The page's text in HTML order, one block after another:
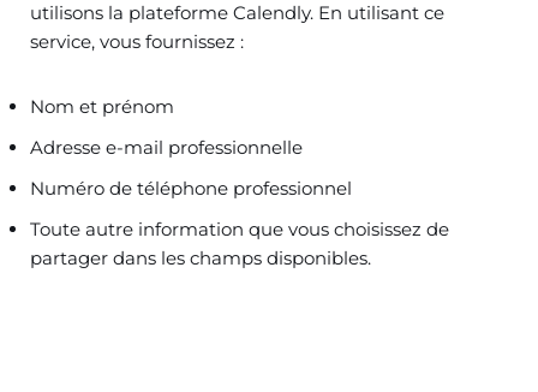
utilisons la plateforme Calendly. En utilisant ce
service, vous fournissez :
Nom et prénom
Adresse e-mail professionnelle
Numéro de téléphone professionnel
Toute autre information que vous choisissez de
partager dans les champs disponibles.